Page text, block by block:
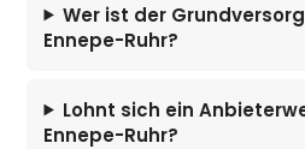
Wer ist der
Ennepe-Ruhr?
Lohnt sich ein
Ennepe-Ruhr?